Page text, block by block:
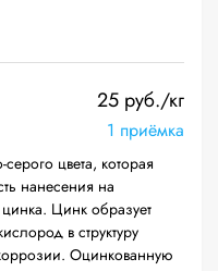
25 руб./кг
1 приёмка
цвета, которая
нанесения на
цинка. Цинк образует
в структуру
Оцинкованную